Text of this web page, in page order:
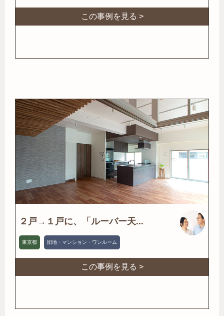
この事例を見る >
２戸→１戸に、「ルーバー天...
東京都 団地・マンション・ワンルーム
この事例を見る >